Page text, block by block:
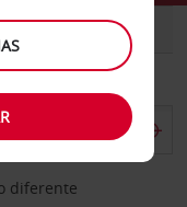
COMERCIAIS
diferente